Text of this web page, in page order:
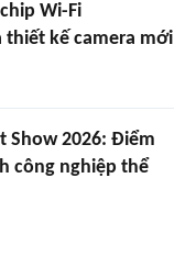
Wi-Fi
thiết kế camera mới
Show 2026: Điểm
công nghiệp thể